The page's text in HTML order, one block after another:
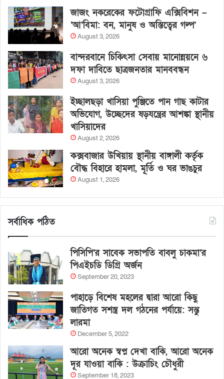
জাজং নকরেকের ফটোগ্রাফি এক্সিবিশন –
‘আ’বিমা: বন, মানুষ ও অস্তিত্বের গল্প’
August 3, 2026
বান্দরবানে চিকিৎসা সেবায় মানোন্নয়নে ৬
দফা দাবিতে ছাত্রজনতার মানববন্ধন
August 3, 2026
ইচ্ছালছড়া খাসিয়া পুঞ্জিতে পান গাছ কাটার
অভিযোগ, উচ্ছেদের ষড়যন্ত্রের আশঙ্কা স্থানীয়
খাসিয়াদের
August 2, 2026
কক্সবাজার উখিয়ায় স্থানীয় বাঙ্গালী কর্তৃক
বৌদ্ধ বিহারে হামলা, মূর্তি ও ঘর ভাঙচুর
August 1, 2026
সর্বাধিক পঠিত
পিসিপি’র সাবেক সভাপতি বাবলু চাকমা’র
পিএইচডি ডিগ্রি অর্জন
September 20, 2023
পাহাড়ে বিশেষ মহলের দ্বারা আরো কিছু
জাতিগত সশস্ত্র দল গঠনের পর্যায়ে: সন্তু
লারমা
December 5, 2022
আরো অনেক স্বপ্ন দেখা বাকি, আরো অনেক
দূর যাওয়া বাকি : উক্রাচিং চৌধুরী
September 18, 2023